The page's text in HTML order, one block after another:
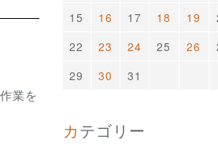
業を
15
16 17 18 19
22
23 24 25 26
29
30 31
カテゴリー